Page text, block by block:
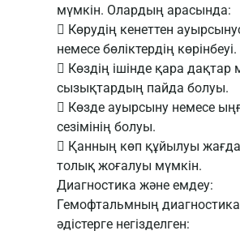
мүмкін. Олардың арасында:
 Көрудің кенеттен
немесе бөліктердің көрінбеуі.
 Көздің ішінде қара дақтар
сызықтардың пайда болуы.
 Көзде ауырсыну немесе
сезімінің болуы.
 Қанның көп құйылуы
толық жоғалуы мүмкін.
Диагностика және емдеу:
Гемофтальмның
әдістерге негізделген: